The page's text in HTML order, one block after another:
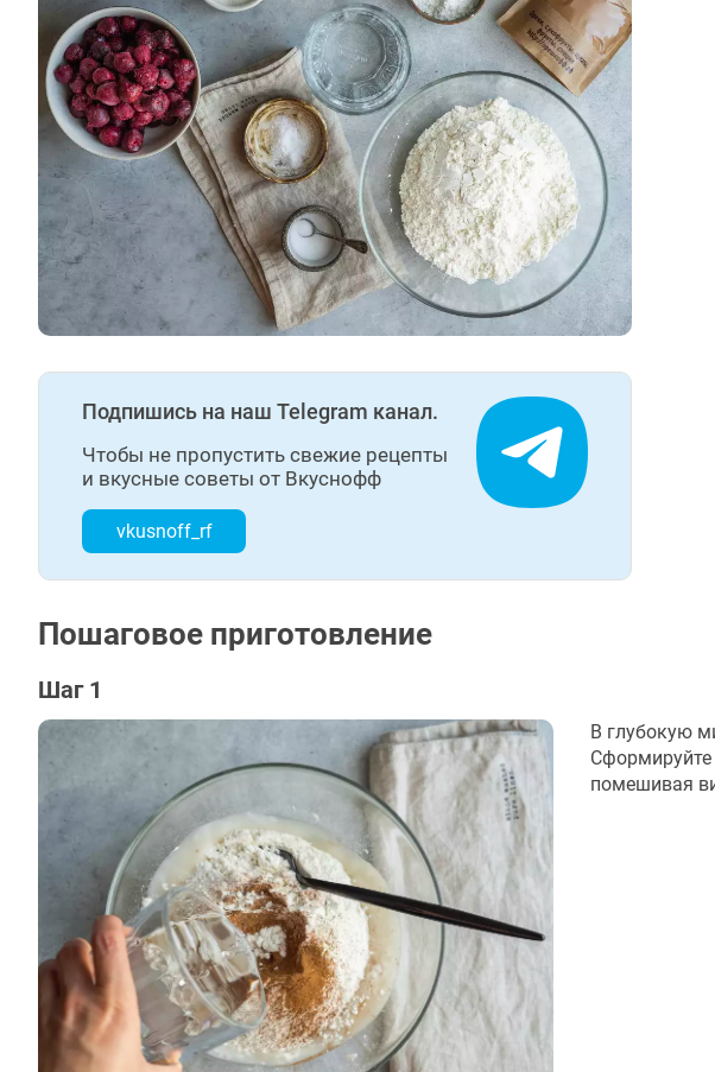
Подпишись на наш Telegram канал.
Чтобы не пропустить свежие рецепты
и вкусные советы от Вкуснофф
vkusnoff_rf
Пошаговое приготовление
Шаг 1
В глубокую
Сформируйте
помешивая